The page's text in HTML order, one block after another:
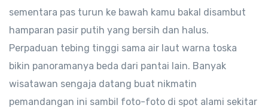
sementara pas turun ke bawah kamu bakal disambut
hamparan pasir putih yang bersih dan halus.
Perpaduan tebing tinggi sama air laut warna toska
bikin panoramanya beda dari pantai lain. Banyak
wisatawan sengaja datang buat nikmatin
pemandangan ini sambil foto-foto di spot alami sekitar